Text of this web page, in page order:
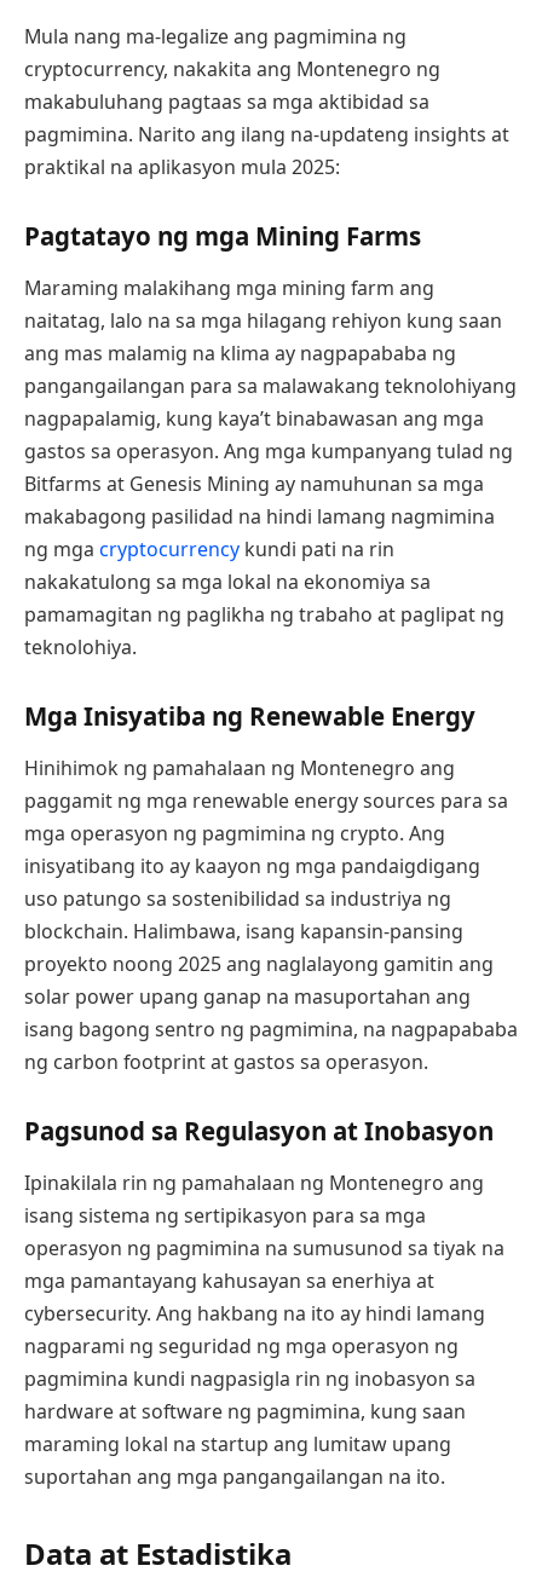
Mula nang ma-legalize ang pagmimina ng
cryptocurrency, nakakita ang Montenegro ng
makabuluhang pagtaas sa mga aktibidad sa
pagmimina. Narito ang ilang na-updateng insights at
praktikal na aplikasyon mula 2025:
Pagtatayo ng mga Mining Farms
Maraming malakihang mga mining farm ang
naitatag, lalo na sa mga hilagang rehiyon kung saan
ang mas malamig na klima ay nagpapababa ng
pangangailangan para sa malawakang teknolohiyang
nagpapalamig, kung kaya’t binabawasan ang mga
gastos sa operasyon. Ang mga kumpanyang tulad ng
Bitfarms at Genesis Mining ay namuhunan sa mga
makabagong pasilidad na hindi lamang nagmimina
ng mga cryptocurrency kundi pati na rin
nakakatulong sa mga lokal na ekonomiya sa
pamamagitan ng paglikha ng trabaho at paglipat ng
teknolohiya.
Mga Inisyatiba ng Renewable Energy
Hinihimok ng pamahalaan ng Montenegro ang
paggamit ng mga renewable energy sources para sa
mga operasyon ng pagmimina ng crypto. Ang
inisyatibang ito ay kaayon ng mga pandaigdigang
uso patungo sa sostenibilidad sa industriya ng
blockchain. Halimbawa, isang kapansin-pansing
proyekto noong 2025 ang naglalayong gamitin ang
solar power upang ganap na masuportahan ang
isang bagong sentro ng pagmimina, na nagpapababa
ng carbon footprint at gastos sa operasyon.
Pagsunod sa Regulasyon at Inobasyon
Ipinakilala rin ng pamahalaan ng Montenegro ang
isang sistema ng sertipikasyon para sa mga
operasyon ng pagmimina na sumusunod sa tiyak na
mga pamantayang kahusayan sa enerhiya at
cybersecurity. Ang hakbang na ito ay hindi lamang
nagparami ng seguridad ng mga operasyon ng
pagmimina kundi nagpasigla rin ng inobasyon sa
hardware at software ng pagmimina, kung saan
maraming lokal na startup ang lumitaw upang
suportahan ang mga pangangailangan na ito.
Data at Estadistika